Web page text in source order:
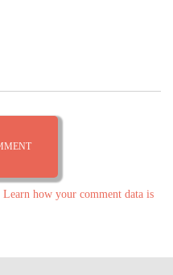
Learn how your comment data is